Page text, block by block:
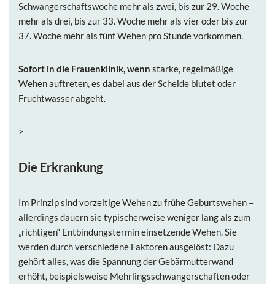
Schwangerschaftswoche mehr als zwei, bis zur 29. Woche
mehr als drei, bis zur 33. Woche mehr als vier oder bis zur
37. Woche mehr als fünf Wehen pro Stunde vorkommen.
Sofort in die Frauenklinik, wenn starke, regelmäßige
Wehen auftreten, es dabei aus der Scheide blutet oder
Fruchtwasser abgeht.
>
Die Erkrankung
Im Prinzip sind vorzeitige Wehen zu frühe Geburtswehen –
allerdings dauern sie typischerweise weniger lang als zum
„richtigen“ Entbindungstermin einsetzende Wehen. Sie
werden durch verschiedene Faktoren ausgelöst: Dazu
gehört alles, was die Spannung der Gebärmutterwand
erhöht, beispielsweise Mehrlingsschwangerschaften oder